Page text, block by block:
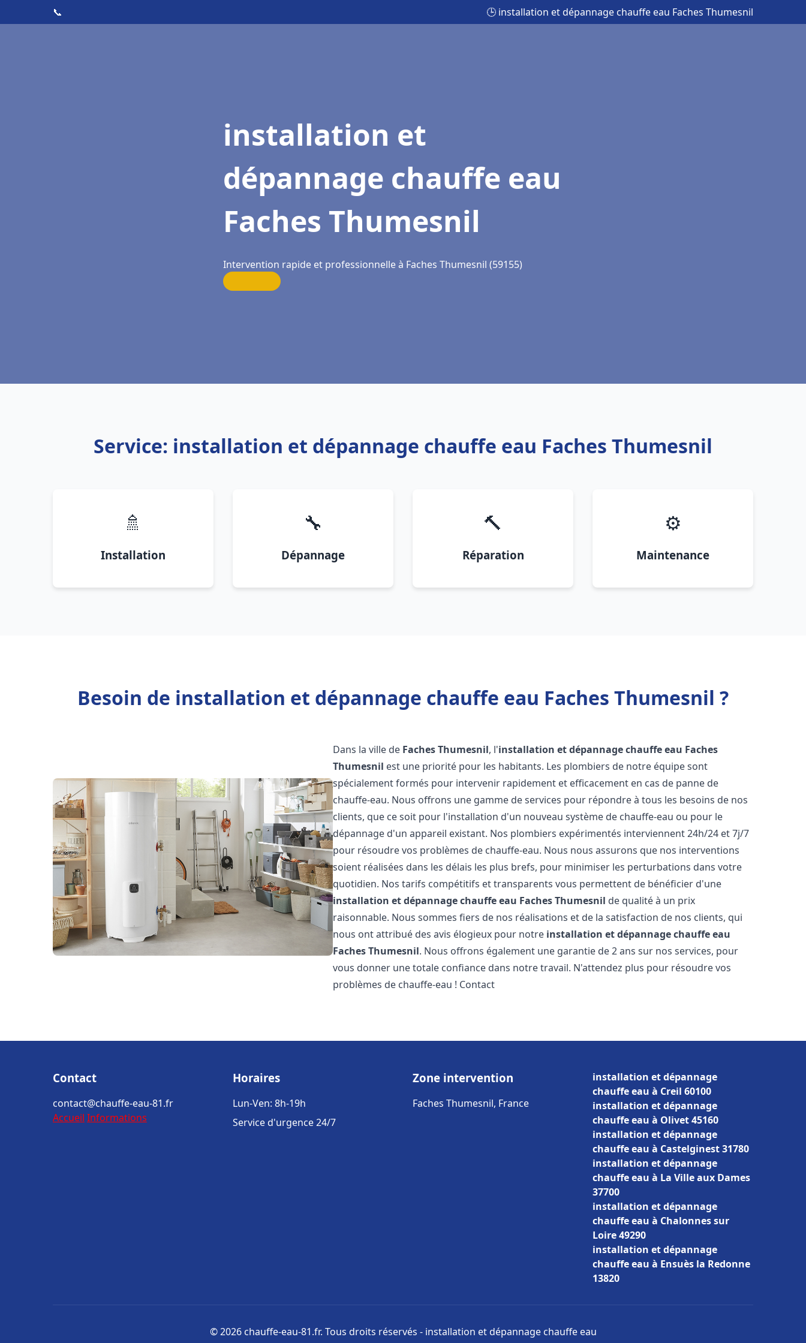
📞 🕒 installation et dépannage chauffe eau Faches Thumesnil
installation et
dépannage chauffe eau
Faches Thumesnil
Intervention rapide et professionnelle à Faches Thumesnil (59155)
Service: installation et dépannage chauffe eau Faches Thumesnil
🚿
Installation
🔧
Dépannage
🔨
Réparation
⚙️
Maintenance
Besoin de installation et dépannage chauffe eau Faches Thumesnil ?
Dans la ville de Faches Thumesnil, l'installation et dépannage chauffe eau Faches
Thumesnil est une priorité pour les habitants. Les plombiers de notre équipe sont
spécialement formés pour intervenir rapidement et efficacement en cas de panne de
chauffe-eau. Nous offrons une gamme de services pour répondre à tous les besoins de nos
clients, que ce soit pour l'installation d'un nouveau système de chauffe-eau ou pour le
dépannage d'un appareil existant. Nos plombiers expérimentés interviennent 24h/24 et 7j/7
pour résoudre vos problèmes de chauffe-eau. Nous nous assurons que nos interventions
soient réalisées dans les délais les plus brefs, pour minimiser les perturbations dans votre
quotidien. Nos tarifs compétitifs et transparents vous permettent de bénéficier d'une
installation et dépannage chauffe eau Faches Thumesnil de qualité à un prix
raisonnable. Nous sommes fiers de nos réalisations et de la satisfaction de nos clients, qui
nous ont attribué des avis élogieux pour notre installation et dépannage chauffe eau
Faches Thumesnil. Nous offrons également une garantie de 2 ans sur nos services, pour
vous donner une totale confiance dans notre travail. N'attendez plus pour résoudre vos
problèmes de chauffe-eau ! Contact
Contact
contact@chauffe-eau-81.fr
Accueil Informations
Horaires
Lun-Ven: 8h-19h
Service d'urgence 24/7
Zone intervention
Faches Thumesnil, France
installation et dépannage
chauffe eau à Creil 60100
installation et dépannage
chauffe eau à Olivet 45160
installation et dépannage
chauffe eau à Castelginest 31780
installation et dépannage
chauffe eau à La Ville aux Dames
37700
installation et dépannage
chauffe eau à Chalonnes sur
Loire 49290
installation et dépannage
chauffe eau à Ensuès la Redonne
13820
© 2026 chauffe-eau-81.fr. Tous droits réservés - installation et dépannage chauffe eau